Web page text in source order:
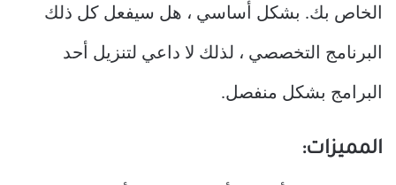
الخاص بك. بشكل أساسي ، هل سيفعل كل ذلك
البرنامج التخصصي ، لذلك لا داعي لتنزيل أحد
البرامج بشكل منفصل.
المميزات: